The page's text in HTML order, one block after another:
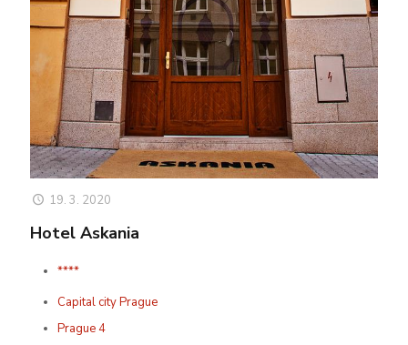
19. 3. 2020
Hotel Askania
****
Capital city Prague
Prague 4